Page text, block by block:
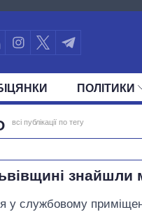
ПОЛIТИКИ
УСІ ПОЛІТИКИ ПРЕЗИДЕНТ І ОФІС
всі публікації по тегу
знайшли
у службовому